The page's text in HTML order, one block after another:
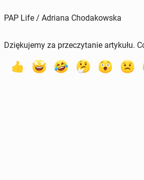
PAP Life / Adriana Chodakowska
Dziękujemy za przeczytanie artykułu.